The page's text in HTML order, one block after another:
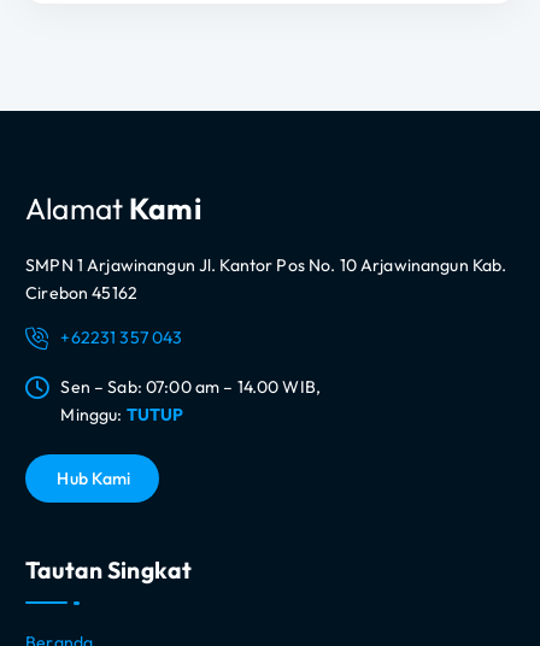
AlamatKami
SMPN 1 Arjawinangun Jl. Kantor Pos No. 10 Arjawinangun Kab.
Cirebon 45162
+62231 357 043
Sen – Sab: 07:00 am – 14.00 WIB,
Minggu: TUTUP
Hub Kami
Tautan Singkat